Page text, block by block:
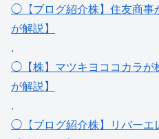
◯【ブログ紹介株】住友商事
が解説】
.
◯【株】マツキヨココカラが
が解説】
.
◯【ブログ紹介株】リバーエ